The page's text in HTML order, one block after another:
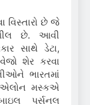
વિસ્તારો છે જે
છે. આવી
સાથે ડેટા,
શેર કરવા
ભારતમાં
મસ્કએ
પર્સનલ